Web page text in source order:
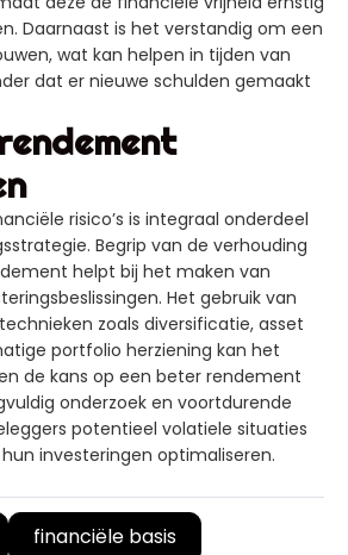
Daarnaast is het verstandig om een
wat kan helpen in tijden van
dat er nieuwe schulden gemaakt
risico’s is integraal onderdeel
Begrip van de verhouding
helpt bij het maken van
Het gebruik van
zoals diversificatie, asset
portfolio herziening kan het
de kans op een beter rendement
onderzoek en voortdurende
potentieel volatiele situaties
investeringen optimaliseren.
financiële basis